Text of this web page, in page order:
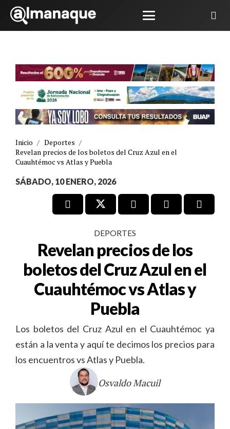
Inicio / Deportes /
Revelan precios de los boletos del Cruz Azul en el
Cuauhtémoc vs Atlas y Puebla
SÁBADO, 10 ENERO, 2026
DEPORTES
Revelan precios de los
boletos del Cruz Azul en el
Cuauhtémoc vs Atlas y
Puebla
Los boletos del Cruz Azul en el Cuauhtémoc ya
están a la venta y aquí te decimos los precios para
los encuentros vs Atlas y Puebla.
Osvaldo Macuil